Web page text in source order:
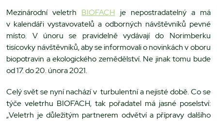
Mezinárodní veletrh BIOFACH je nepostradatelný a má
v kalendáři vystavovatelů a odborných návštěvníků pevné
místo. V únoru se pravidelně vydávají do Norimberku
tisícovky návštěvníků, aby se informovali o novinkách v oboru
biopotravin a ekologického zemědělství. Ne jinak tomu bude
od 17. do 20. února 2021.
Celý svět se nyní nachází v turbulentní a nejisté době. Co se
týče veletrhu BIOFACH, tak pořadatel má jasné poselství:
„Veletrh je důležitým partnerem odvětví a přípravy dalšího